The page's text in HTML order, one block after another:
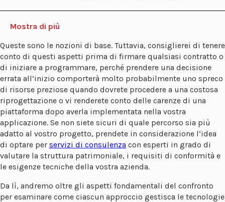
Mostra di più
Queste sono le nozioni di base. Tuttavia, consiglierei di tenere
conto di questi aspetti prima di firmare qualsiasi contratto o
di iniziare a programmare, perché prendere una decisione
errata all’inizio comporterà molto probabilmente uno spreco
di risorse preziose quando dovrete procedere a una costosa
riprogettazione o vi renderete conto delle carenze di una
piattaforma dopo averla implementata nella vostra
applicazione. Se non siete sicuri di quale percorso sia più
adatto al vostro progetto, prendete in considerazione l’idea
di optare per servizi di consulenza con esperti in grado di
valutare la struttura patrimoniale, i requisiti di conformità e
le esigenze tecniche della vostra azienda.
Da lì, andremo oltre gli aspetti fondamentali del confronto
per esaminare come ciascun approccio gestisca le tecnologie